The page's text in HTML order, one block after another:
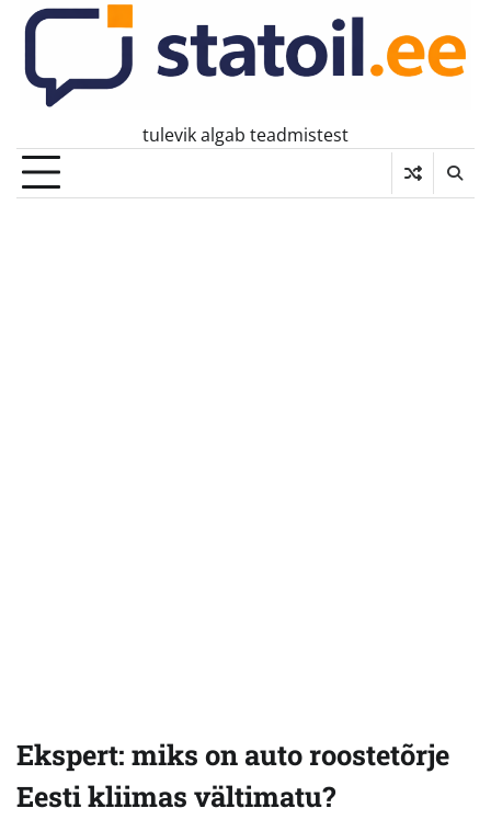
Skip
content
tulevik algab teadmistest
Ekspert: miks on auto roostetõrje
Eesti kliimas vältimatu?